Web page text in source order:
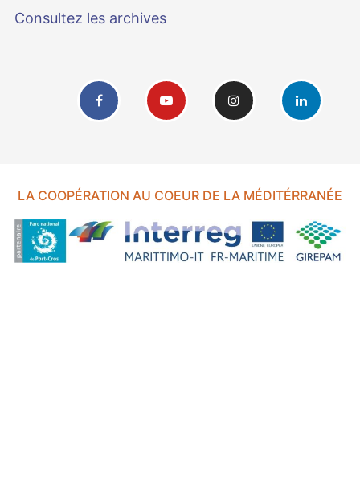
Consultez les archives
LA COOPÉRATION AU COEUR DE LA MÉDITÉRRANÉE